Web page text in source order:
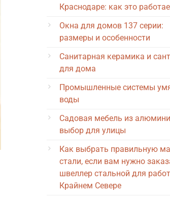
Краснодаре: как это
Окна для домов 137 серии:
размеры и особенности
Санитарная керамика и
для дома
Промышленные системы
воды
Садовая мебель из
выбор для улицы
Как выбрать правильную
стали, если вам нужно
швеллер стальной для
Крайнем Севере